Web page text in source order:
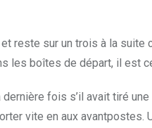
reste sur un trois à la
les boîtes de départ, il est
fois s’il avait tiré
vite en aux